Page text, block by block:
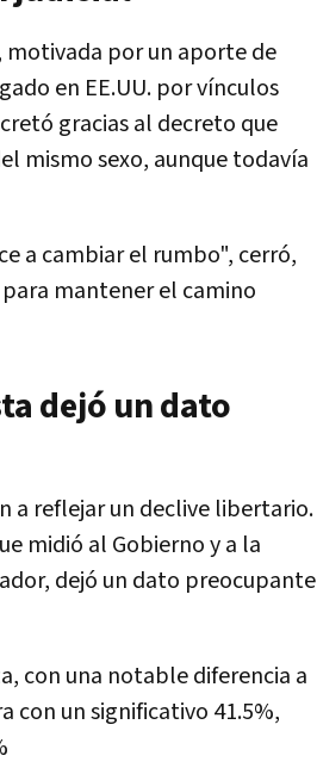
por un aporte de
en EE.UU. por vínculos
gracias al decreto que
mismo sexo, aunque todavía
a cambiar el rumbo", cerró,
mantener el camino
dejó un dato
a reflejar un declive libertario.
midió al Gobierno y a la
dejó un dato preocupante
con una notable diferencia a
con un significativo 41.5%,